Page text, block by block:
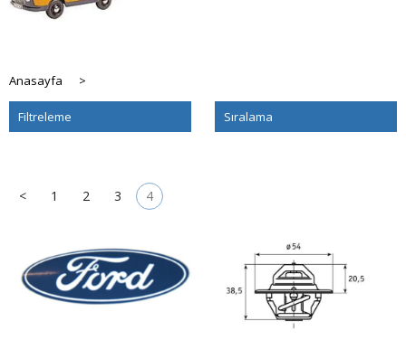
Anasayfa >
Filtreleme Sıralama
< 1 2 3 4